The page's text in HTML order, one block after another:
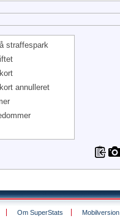
straffespark
annulleret
Om SuperStats Mobilversion